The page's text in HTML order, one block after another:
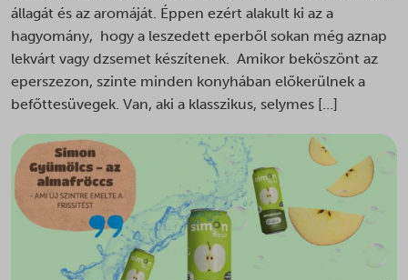
állagát és az aromáját. Éppen ezért alakult ki az a
hagyomány, hogy a leszedett eperből sokan még aznap
lekvárt vagy dzsemet készítenek. Amikor beköszönt az
eperszezon, szinte minden konyhában előkerülnek a
befőttesüvegek. Van, aki a klasszikus, selymes […]
galleryGoodAppsStartDatePerMonth
i18next
litespeed_qc_hide_banner
optimize_uuid
orderdisplay_v
ot_tik_tok_utm_campaign
ot_tik_tok_utm_source